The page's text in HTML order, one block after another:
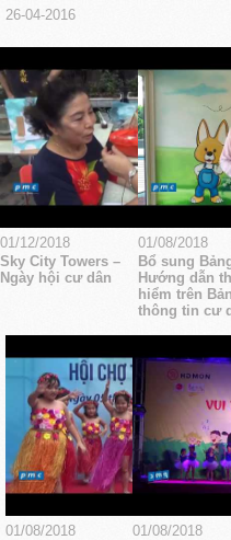
26-04-2016
01/12/2018
Sky City Towers –
Ngày hội cư dân
01/08/2018
Bổ sung
Hướng dẫn
hiểm trên
thông tin cư
01/08/2018
01/08/2018